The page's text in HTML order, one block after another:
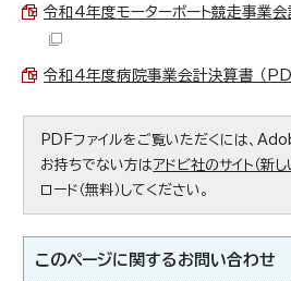
令和4年度モーターボート競走事業
令和4年度病院事業会計決算書 （
PDFファイルをご覧いただくには、
お持ちでない方はアドビ社のサイト（新し
ロード（無料）してください。
このページに関する お問い合わせ